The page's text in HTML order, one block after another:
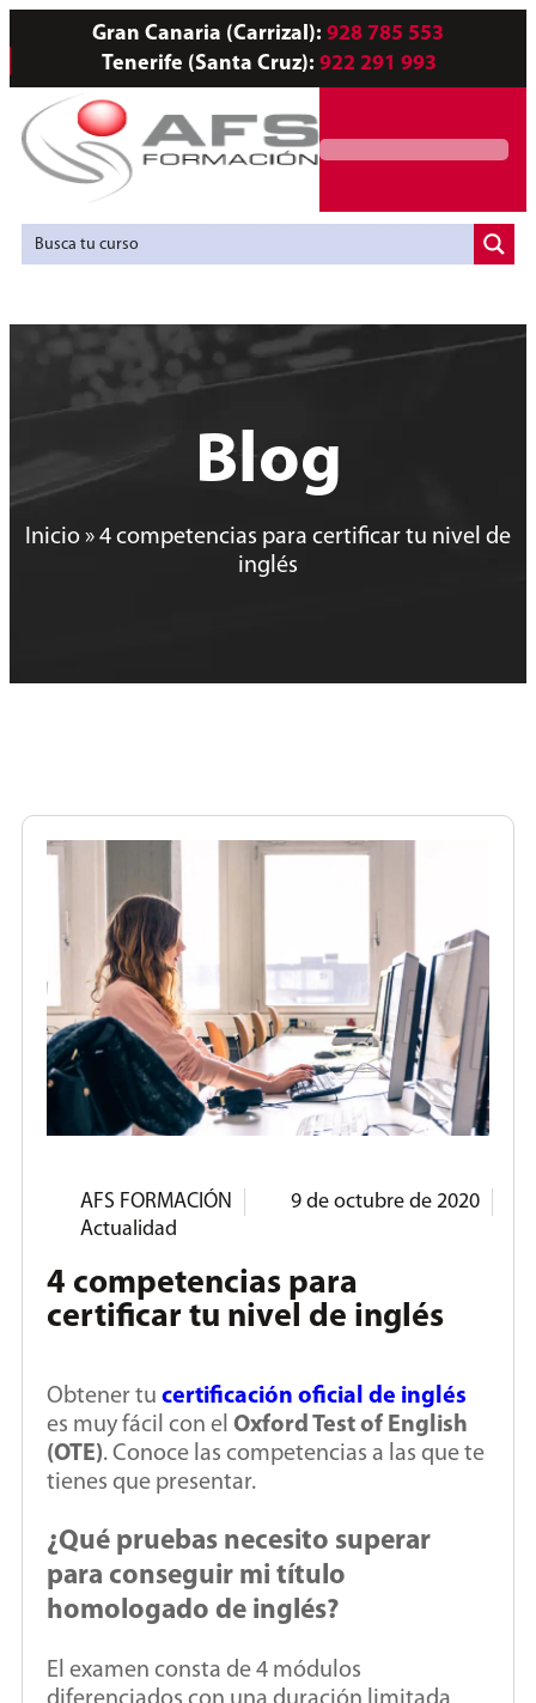
Gran Canaria (Carrizal): 928 785 553
Tenerife (Santa Cruz): 922 291 993
Blog
Inicio » 4 competencias para certificar tu nivel de
inglés
AFS FORMACIÓN
9 de octubre de 2020
Actualidad
4 competencias para
certificar tu nivel de inglés
Obtener tu certificación oficial de inglés
es muy fácil con el Oxford Test of English
(OTE). Conoce las competencias a las que te
tienes que presentar.
¿Qué pruebas necesito superar
para conseguir mi título
homologado de inglés?
El examen consta de 4 módulos